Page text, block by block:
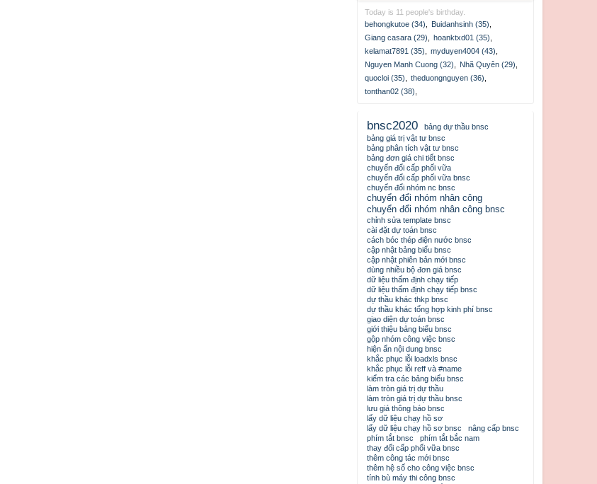
huongdam_waseco
Today is 11 people's birthday.
behongkutoe (34)
Buidanhsinh (35)
Giang casara (29)
hoanktxd01 (35)
kelamat7891 (35)
myduyen4004 (43)
Nguyen Manh Cuong (32)
Nhã Quyên (29)
quocloi (35)
theduongnguyen (36)
tonthan02 (38)
bnsc2020
bảng dự thầu bnsc
bảng giá trị vật tư bnsc
bảng phân tích vật tư bnsc
bảng đơn giá chi tiết bnsc
chuyển đổi cấp phối vữa
chuyển đổi cấp phối vữa bnsc
chuyển đổi nhóm nc bnsc
chuyển đổi nhóm nhân công
chuyển đổi nhóm nhân công bnsc
chỉnh sửa template bnsc
cài đặt dự toán bnsc
cách bóc thép điện nước bnsc
cập nhật bảng biểu bnsc
cập nhật phiên bản mới bnsc
dùng nhiều bộ đơn giá bnsc
dữ liệu thẩm định chạy tiếp
dữ liệu thẩm định chạy tiếp bnsc
dự thầu khác thkp bnsc
dự thầu khác tổng hợp kinh phí bnsc
giao diện dự toán bnsc
giới thiệu bảng biểu bnsc
gộp nhóm công việc bnsc
hiện ẩn nội dung bnsc
khắc phục lỗi loadxls bnsc
khắc phục lỗi reff và #name
kiểm tra các bảng biểu bnsc
làm tròn giá trị dự thầu
làm tròn giá trị dự thầu bnsc
lưu giá thông báo bnsc
lấy dữ liệu chạy hồ sơ
lấy dữ liệu chạy hồ sơ bnsc
nâng cấp bnsc
phím tắt bnsc
phím tắt bắc nam
thay đổi cấp phối vữa bnsc
thêm công tác mới bnsc
thêm hệ số cho công việc bnsc
tính bù máy thi công bnsc